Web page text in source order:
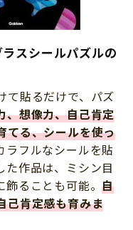
スシールパズルの
て貼るだけで、パズ
、想像力、自己肯定
てる、シールを使っ
ラフルなシールを貼
た作品は、ミシン目
飾ることも可能。自
己肯定感も育みま